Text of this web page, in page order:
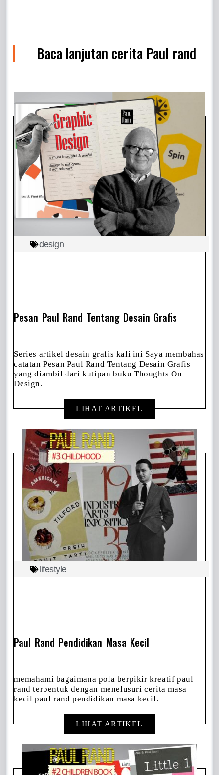
Baca lanjutan cerita Paul rand
design
Pesan Paul Rand Tentang Desain Grafis
Series artikel desain grafis kali ini Saya membahas
catatan Pesan Paul Rand Tentang Desain Grafis
yang diambil dari kutipan buku Thoughts On
Design.
LIHAT ARTIKEL
lifestyle
Paul Rand Pendidikan Masa Kecil
memahami bagaimana pola berpikir kreatif paul
rand terbentuk dengan menelusuri cerita masa
kecil paul rand pendidikan masa kecil.
LIHAT ARTIKEL